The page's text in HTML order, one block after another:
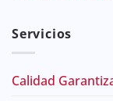
Servicios
Calidad